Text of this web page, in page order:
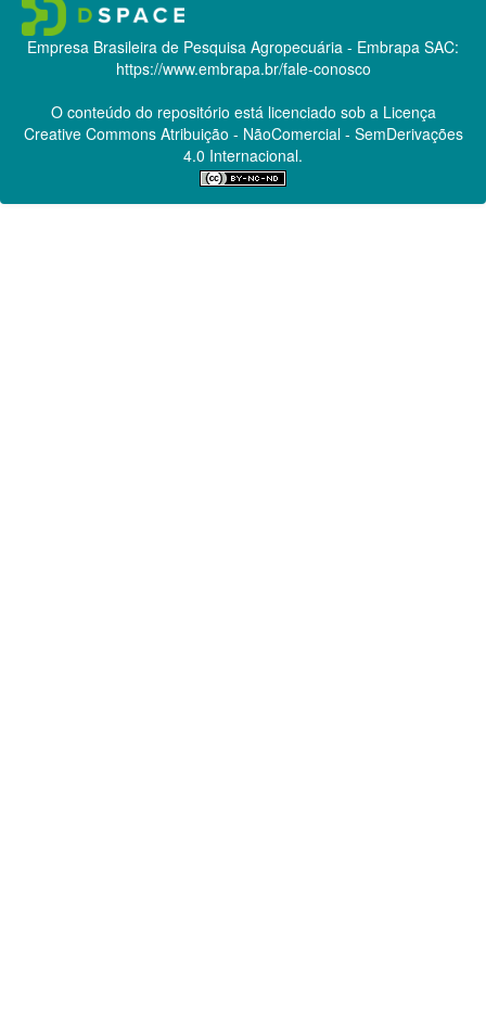
Empresa Brasileira de Pesquisa Agropecuária - Embrapa SAC:
https://www.embrapa.br/fale-conosco
O conteúdo do repositório está licenciado sob a Licença
Creative CommonsAtribuição - NãoComercial - SemDerivações
4.0 Internacional.